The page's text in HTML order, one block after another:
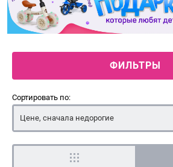
ФИЛЬТРЫ
Сортировать по:
Цене, сначала недорогие